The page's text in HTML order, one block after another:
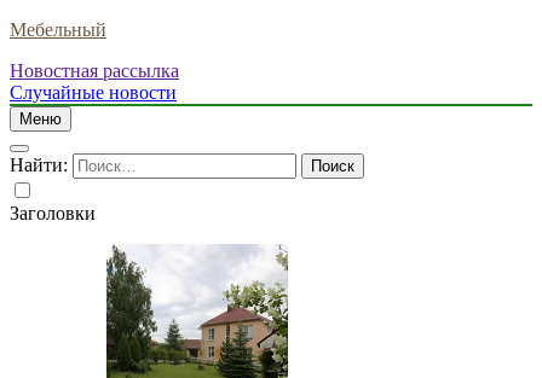
Мебельный
Новостная рассылка
Случайные новости
Меню
Найти:
Заголовки